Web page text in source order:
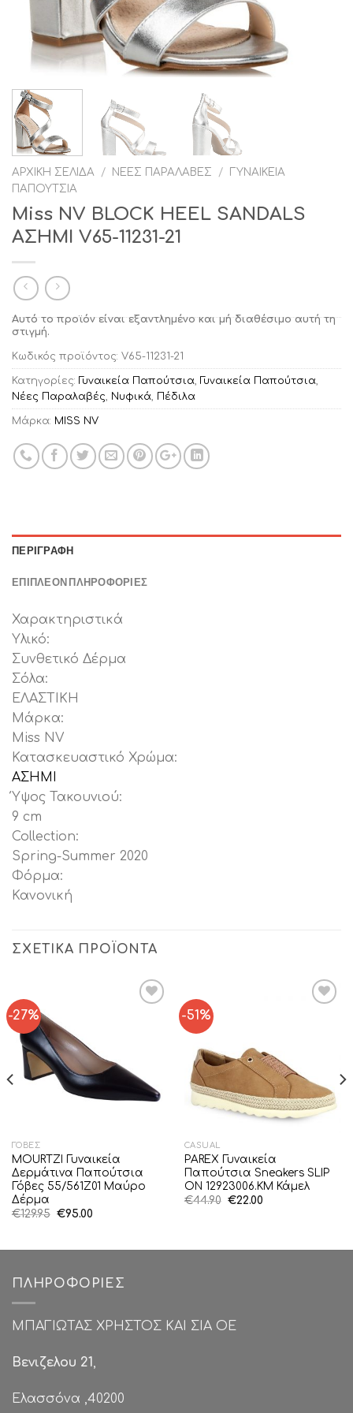
ΑΡΧΙΚΉ ΣΕΛΊΔΑ / ΝΈΕΣ ΠΑΡΑΛΑΒΈΣ /
ΓΥΝΑΙΚΕΊΑ
ΠΑΠΟΎΤΣΙΑ
Miss NV BLOCK HEEL SANDALS
ΑΣΗΜΙ V65-11231-21
Αυτό το προϊόν είναι εξαντλημένο και μή διαθέσιμο αυτή τη
στιγμή.
Κωδικός προϊόντος: V65-11231-21
Κατηγορίες: Γυναικεία Παπούτσια, Γυναικεία Παπούτσια,
Νέες Παραλαβές, Νυφικά, Πέδιλα
Μάρκα: MISS NV
ΠΕΡΙΓΡΑΦΉ
ΕΠΙΠΛΈΟΝ ΠΛΗΡΟΦΟΡΊΕΣ
Χαρακτηριστικά
Υλικό:
Συνθετικό Δέρμα
Σόλα:
ΕΛΑΣΤΙΚΗ
Μάρκα:
Miss NV
Κατασκευαστικό Χρώμα:
ΑΣΗΜΙ
Ύψος Τακουνιού:
9 cm
Collection:
Spring-Summer 2020
Φόρμα:
Κανονική
ΣΧΕΤΙΚΆ ΠΡΟΪΌΝΤΑ
-27%
ΓΌΒΕΣ
MOURTZI Γυναικεία
Δερμάτινα Παπούτσια
Γόβες 55/561Z01 Μαύρο
Δέρμα
€129.95 Original
€95.00Η
-51%
CASUAL
PAREX Γυναικεία
Παπούτσια Sneakers SLIP
ON 12923006.KM Κάμελ
€44.90 Original
€22.00Η
ΠΛΗΡΟΦΟΡΊΕΣ
ΜΠΑΓΙΩΤΑΣ ΧΡΗΣΤΟΣ ΚΑΙ ΣΙΑ ΟΕ
Βενιζελου 21,
Ελασσόνα ,40200